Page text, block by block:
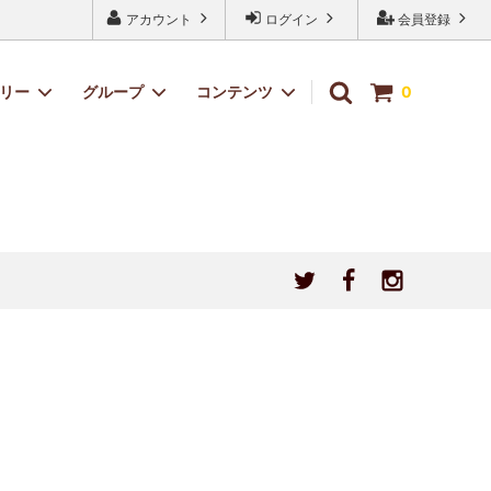
会員登録
ログイン
アカウント
0
ー グループ コンテンツ